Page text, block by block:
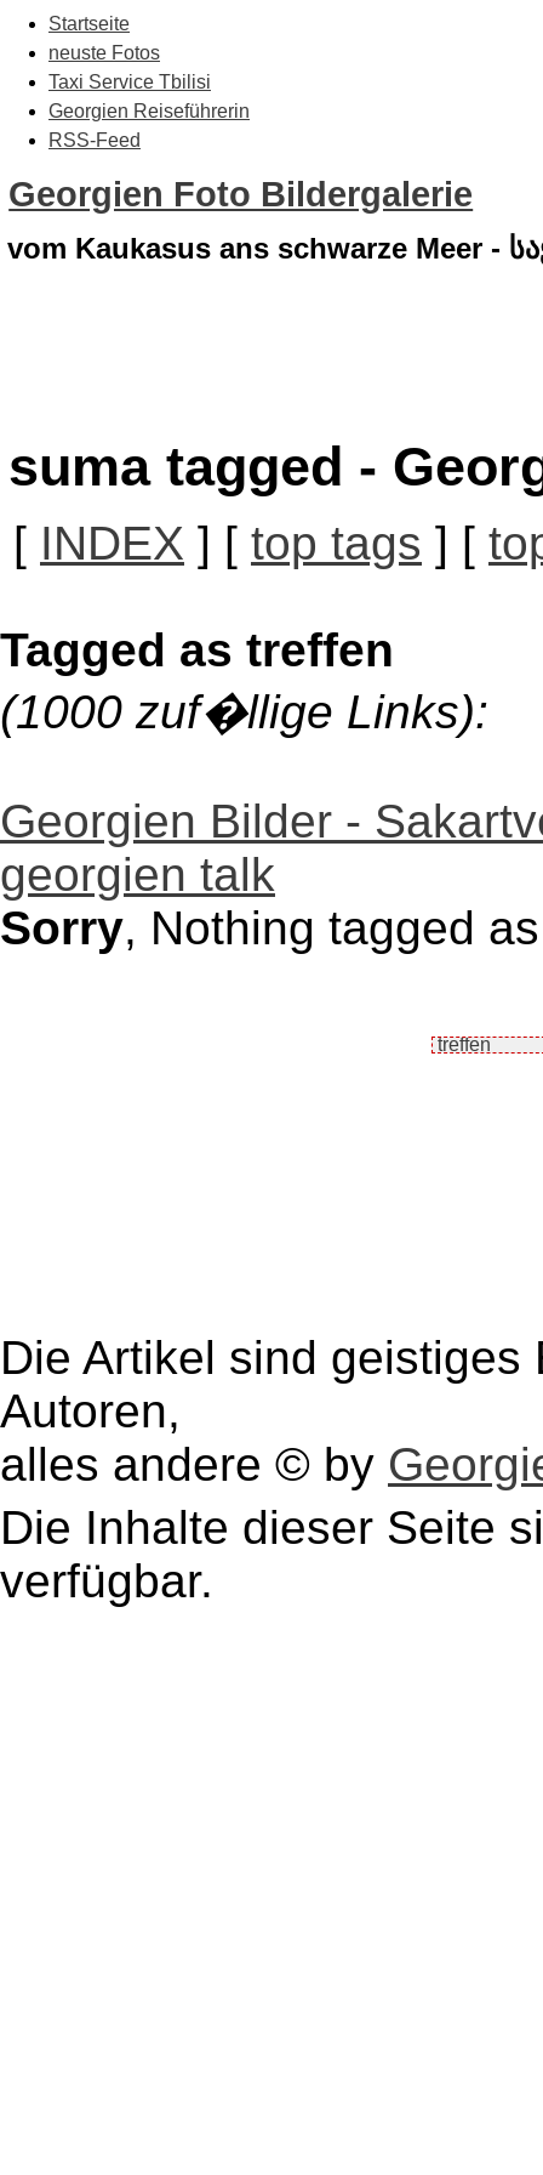
Startseite
neuste Fotos
Taxi Service Tbilisi
Georgien Reiseführerin
RSS-Feed
Georgien Foto Bildergalerie
vom Kaukasus ans schwarze Meer -
suma tagged -
[ INDEX ] [ top tags ] [
Tagged as treffen
(1000 zuf�llige Links):
Georgien Bilder -
georgien talk
Sorry, Nothing tagged
Die Artikel sind
Autoren,
alles andere © by
Die Inhalte dieser Seite
verfügbar.